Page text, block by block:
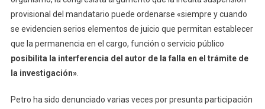
provisional del mandatario puede ordenarse «siempre y cuando
se evidencien serios elementos de juicio que permitan establecer
que la permanencia en el cargo, función o servicio público
posibilita la interferencia del autor de la falla en el trámite de
la investigación».
Petro ha sido denunciado varias veces por presunta participación